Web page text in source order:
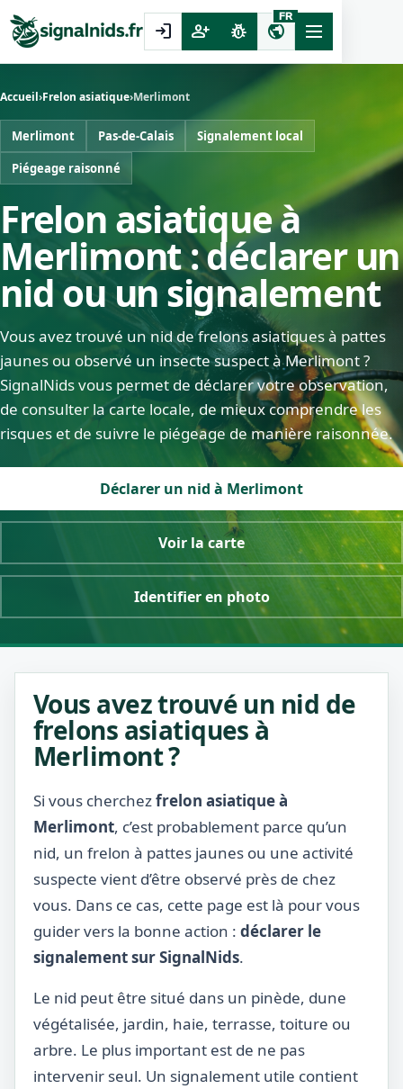
login person_add pest_control public
FR
Accueil›Frelon asiatique›Merlimont
Merlimont Pas-de-Calais
Signalement local
Piégeage raisonné
Frelon asiatique à
Merlimont : déclarer un
nid ou un signalement
Vous avez trouvé un nid de frelons asiatiques à pattes
jaunes ou observé un insecte suspect à Merlimont ?
SignalNids vous permet de déclarer votre observation,
de consulter la carte locale, de mieux comprendre les
risques et de suivre le piégeage de manière raisonnée.
Déclarer un nid à Merlimont
Voir la carte
Identifier en photo
Vous avez trouvé un nid de
frelons asiatiques à
Merlimont ?
Si vous cherchezfrelon asiatique à
Merlimont, c’est probablement parce qu’un
nid, un frelon à pattes jaunes ou une activité
suspecte vient d’être observé près de chez
vous. Dans ce cas, cette page est là pour vous
guider vers la bonne action : déclarer le
signalement sur SignalNids.
Le nid peut être situé dans un pinède, dune
végétalisée, jardin, haie, terrasse, toiture ou
arbre. Le plus important est de ne pas
intervenir seul. Un signalement utile contient